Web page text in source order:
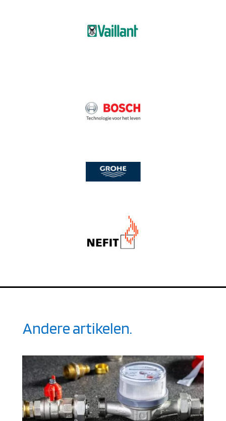
Andere artikelen.